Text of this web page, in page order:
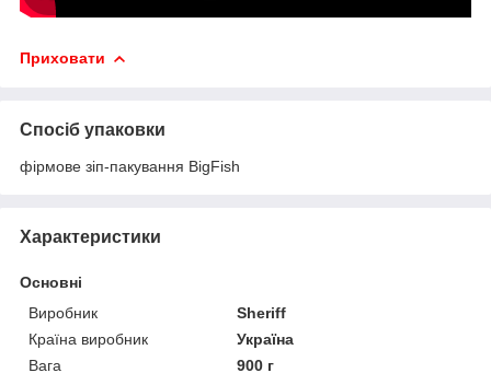
Приховати
Спосіб упаковки
фірмове зіп-пакування BigFish
Характеристики
Основні
Виробник
Sheriff
Країна виробник
Україна
Вага
900 г